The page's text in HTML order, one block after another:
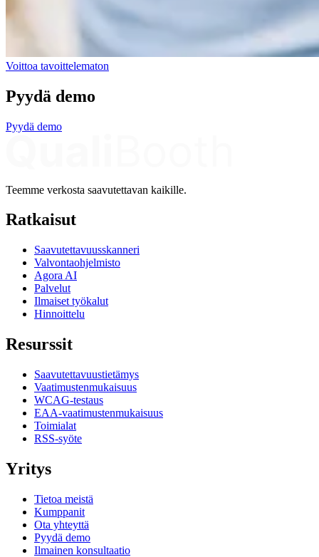
Voittoa tavoittelematon
Pyydä demo
Pyydä demo
Teemme verkosta saavutettavan kaikille.
Ratkaisut
Saavutettavuusskanneri
Valvontaohjelmisto
Agora AI
Palvelut
Ilmaiset työkalut
Hinnoittelu
Resurssit
Saavutettavuustietämys
Vaatimustenmukaisuus
WCAG-testaus
EAA-vaatimustenmukaisuus
Toimialat
RSS-syöte
Yritys
Tietoa meistä
Kumppanit
Ota yhteyttä
Pyydä demo
Ilmainen konsultaatio